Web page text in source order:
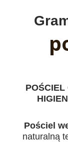
POŚCIEL
Pościel
naturalną